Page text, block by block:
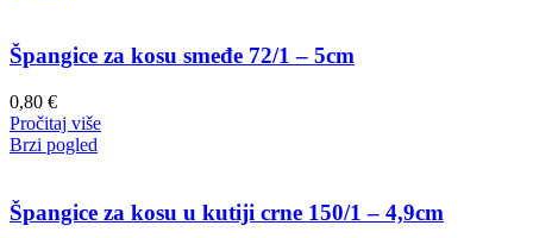
Špangice za kosu smeđe 72/1 – 5cm
0,80 €
Pročitaj više
Brzi pogled
Špangice za kosu u kutiji crne 150/1 – 4,9cm